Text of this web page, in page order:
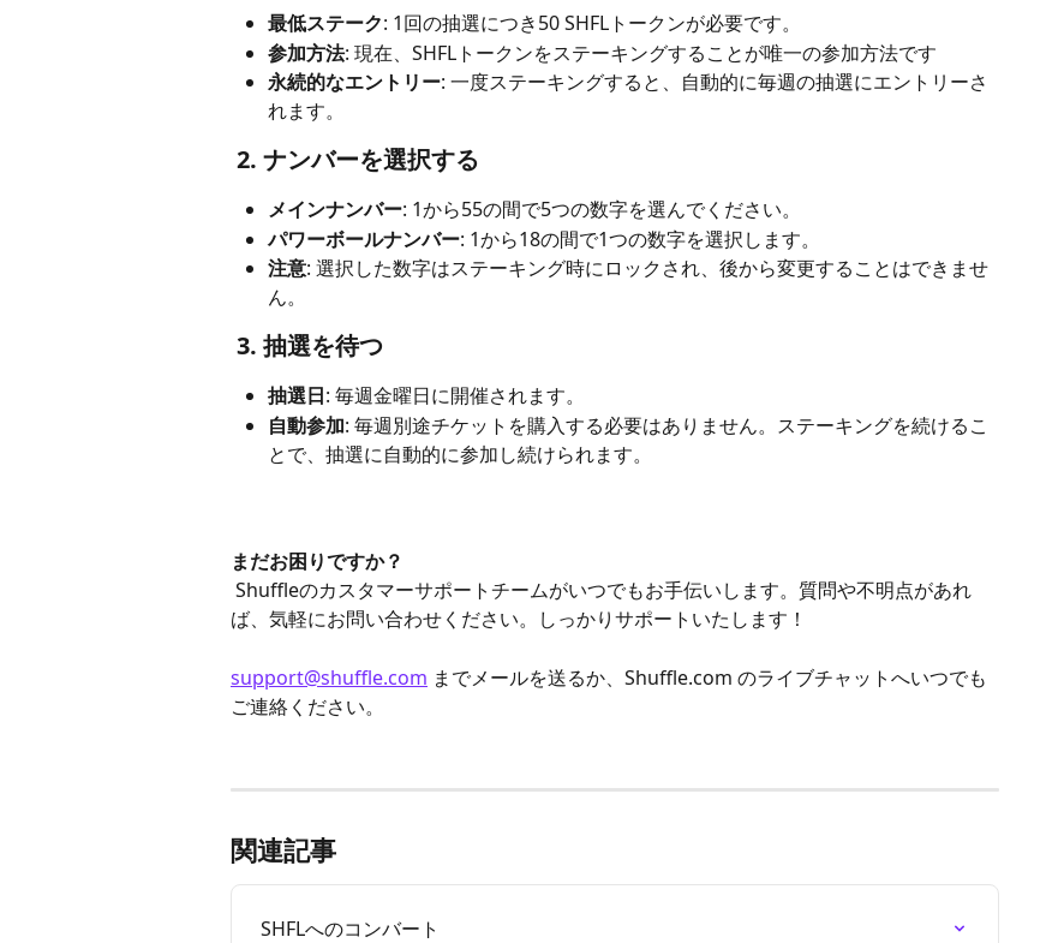
最低ステーク: 1回の抽選につき50 SHFLトークンが必要です。
参加方法: 現在、SHFLトークンをステーキングすることが唯一の参加方法です
永続的なエントリー: 一度ステーキングすると、自動的に毎週の抽選にエントリーさ
れます。
2. ナンバーを選択する
メインナンバー: 1から55の間で5つの数字を選んでください。
パワーボールナンバー: 1から18の間で1つの数字を選択します。
注意: 選択した数字はステーキング時にロックされ、後から変更することはできませ
ん。
3. 抽選を待つ
抽選日: 毎週金曜日に開催されます。
自動参加: 毎週別途チケットを購入する必要はありません。ステーキングを続けるこ
とで、抽選に自動的に参加し続けられます。
まだお困りですか？
ば、気軽にお問い合わせください。しっかりサポートいたします！
support@shuffle.com までメールを送るか、Shuffle.com のライブチャットへいつでも
ご連絡ください。
関連記事
SHFLへのコンバート